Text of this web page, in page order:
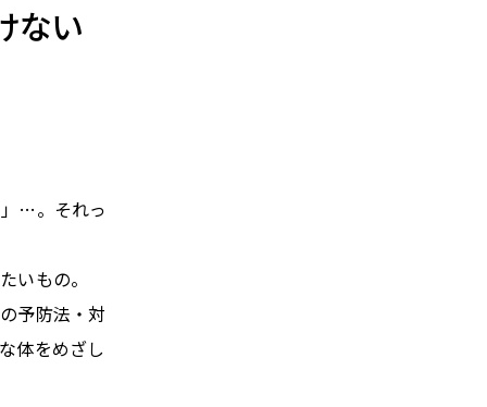
ない
…。それっ
いもの。
予防法・対
体をめざし